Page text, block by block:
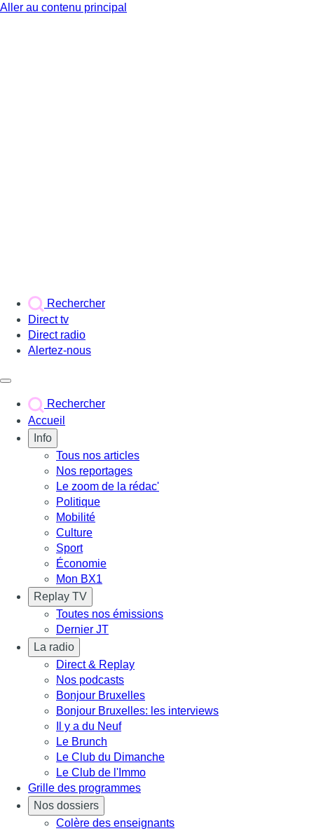
Aller au contenu principal
Rechercher
Direct tv
Direct radio
Alertez-nous
Rechercher
Accueil
Info
Tous nos articles
Nos reportages
Le zoom de la rédac'
Politique
Mobilité
Culture
Sport
Économie
Mon BX1
Replay TV
Toutes nos émissions
Dernier JT
La radio
Direct & Replay
Nos podcasts
Bonjour Bruxelles
Bonjour Bruxelles: les interviews
Il y a du Neuf
Le Brunch
Le Club du Dimanche
Le Club de l'Immo
Grille des programmes
Nos dossiers
Colère des enseignants